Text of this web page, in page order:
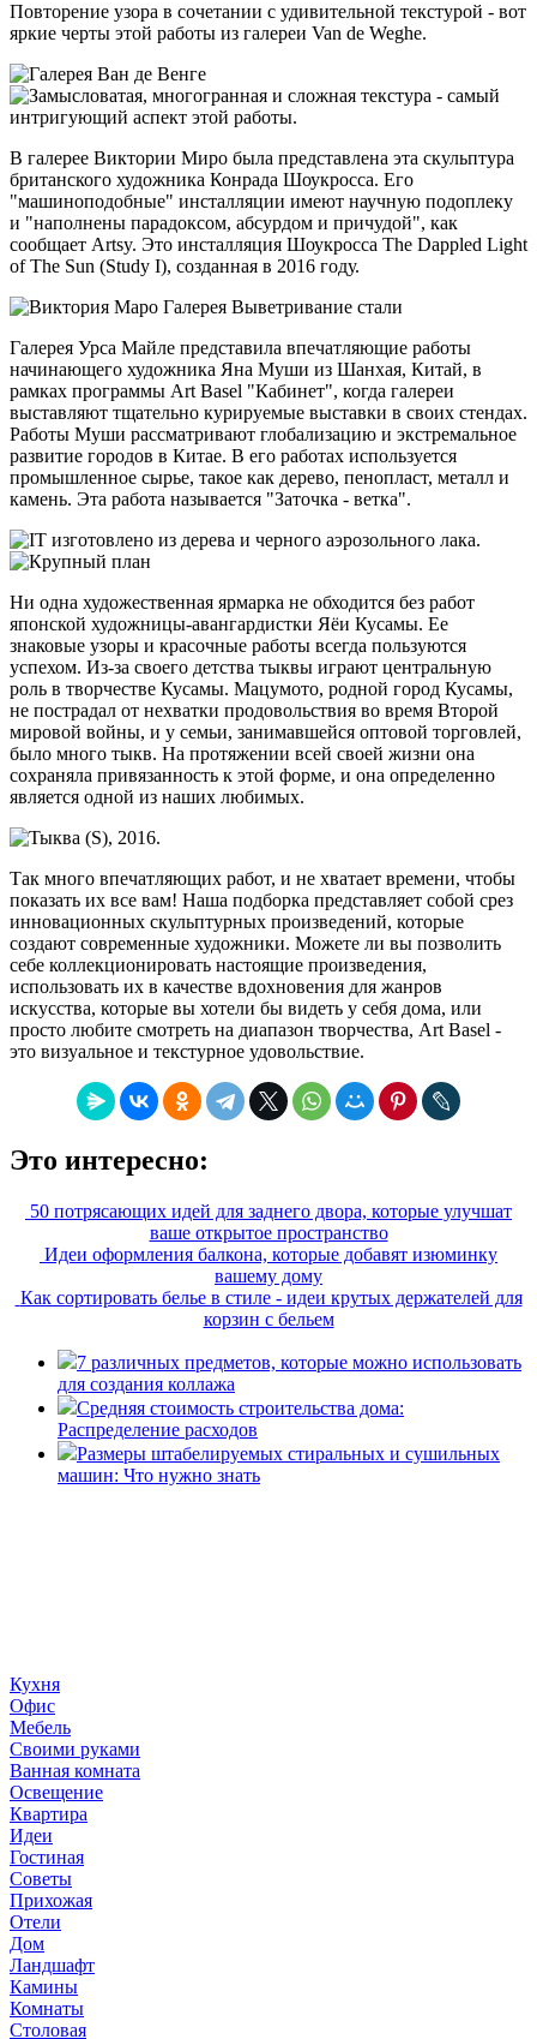
Повторение узора в сочетании с удивительной текстурой - вот
яркие черты этой работы из галереи Van de Weghe.
В галерее Виктории Миро была представлена эта скульптура
британского художника Конрада Шоукросса. Его
"машиноподобные" инсталляции имеют научную подоплеку
и "наполнены парадоксом, абсурдом и причудой", как
сообщает Artsy. Это инсталляция Шоукросса The Dappled Light
of The Sun (Study I), созданная в 2016 году.
Галерея Урса Майле представила впечатляющие работы
начинающего художника Яна Муши из Шанхая, Китай, в
рамках программы Art Basel "Кабинет", когда галереи
выставляют тщательно курируемые выставки в своих стендах.
Работы Муши рассматривают глобализацию и экстремальное
развитие городов в Китае. В его работах используется
промышленное сырье, такое как дерево, пенопласт, металл и
камень. Эта работа называется "Заточка - ветка".
Ни одна художественная ярмарка не обходится без работ
японской художницы-авангардистки Яёи Кусамы. Ее
знаковые узоры и красочные работы всегда пользуются
успехом. Из-за своего детства тыквы играют центральную
роль в творчестве Кусамы. Мацумото, родной город Кусамы,
не пострадал от нехватки продовольствия во время Второй
мировой войны, и у семьи, занимавшейся оптовой торговлей,
было много тыкв. На протяжении всей своей жизни она
сохраняла привязанность к этой форме, и она определенно
является одной из наших любимых.
Так много впечатляющих работ, и не хватает времени, чтобы
показать их все вам! Наша подборка представляет собой срез
инновационных скульптурных произведений, которые
создают современные художники. Можете ли вы позволить
себе коллекционировать настоящие произведения,
использовать их в качестве вдохновения для жанров
искусства, которые вы хотели бы видеть у себя дома, или
просто любите смотреть на диапазон творчества, Art Basel -
это визуальное и текстурное удовольствие.
Это интересно:
50 потрясающих идей для заднего двора, которые улучшат
ваше открытое пространство
Идеи оформления балкона, которые добавят изюминку
вашему дому
Как сортировать белье в стиле - идеи крутых держателей для
корзин с бельем
7 различных предметов, которые можно использовать
для создания коллажа
Средняя стоимость строительства дома:
Распределение расходов
Размеры штабелируемых стиральных и сушильных
машин: Что нужно знать
Кухня
Офис
Мебель
Своими руками
Ванная комната
Освещение
Квартира
Идеи
Гостиная
Советы
Прихожая
Отели
Дом
Ландшафт
Камины
Комнаты
Столовая